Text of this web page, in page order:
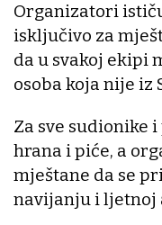
Organizatori
isključivo za
da u svakoj ekipi
osoba koja nije iz
Za sve sudionike
hrana i piće, a
mještane da se
navijanju i ljetnoj